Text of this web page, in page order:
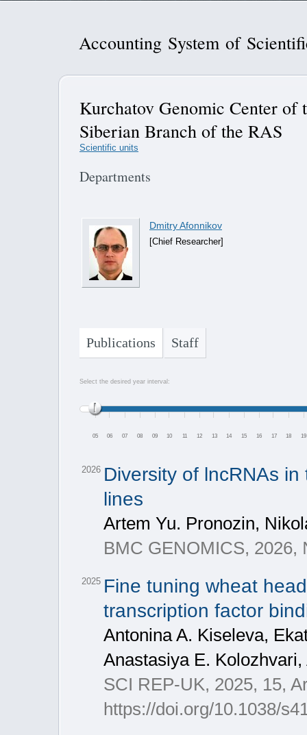
Accounting System of
Kurchatov Genomic Center
Siberian Branch of the RAS
Scientific units
Departments
Dmitry Afonnikov
[Chief Researcher]
Publications Staff
Select the desired year interval:
05 06 07 08 09 10 11 12 13 14 15 16 17 18 19
2026 Diversity of lncRNAs
lines
Artem Yu. Pronozin,
BMC GENOMICS,
2025 Fine tuning wheat
transcription factor
Antonina A. Kiseleva,
Anastasiya E.
SCI REP-UK, 2025, 15,
https://doi.org/10.1038/